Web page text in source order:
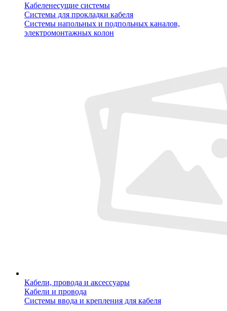
Кабеленесущие системы
Системы для прокладки кабеля
Системы напольных и подпольных каналов,
электромонтажных колон
Кабели, провода и аксессуары
Кабели и провода
Системы ввода и крепления для кабеля